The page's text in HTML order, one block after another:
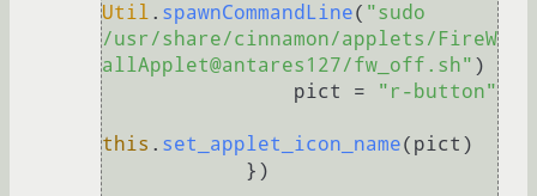
Util . spawnCommandLine( "sudo
/usr/share/cinnamon/applets/FireW
allApplet@antares127/fw_off.sh" )
                pict =
"r-button"
this . set_applet_icon_name(pict)